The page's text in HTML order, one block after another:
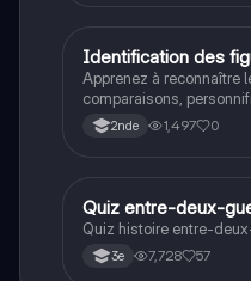
historique.
IFrançais
Identification des
Apprenez à reconnaître
comparaisons,
des phrases simples.
2nde 1,497 0
QHistoire
Quiz entre-deux-
Quiz histoire entre-
3e 7,728 57